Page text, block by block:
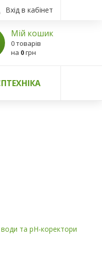
Вхід в кабінет
Мій кошик
0 товарів
на 0грн
та pH-коректори